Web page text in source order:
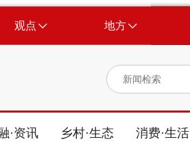
观点 地方
·资讯 乡村·生态 消费·生活